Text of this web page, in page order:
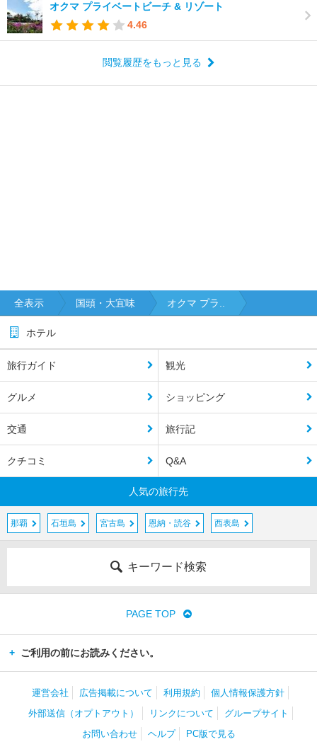
オクマ プライベートビーチ & リゾート
4.46
閲覧履歴をもっと見る
全表示 国頭・大宜味 オクマ プラ..
ホテル
旅行ガイド 観光
グルメ ショッピング
交通 旅行記
クチコミ Q&A
人気の旅行先
那覇 石垣島 宮古島 恩納・読谷 西表島
キーワード検索
PAGE TOP
ご利用の前にお読みください。
運営会社 広告掲載について 利用規約
個人情報保護方針
外部送信（オプトアウト）
リンクについて
グループサイト
お問い合わせ
ヘルプ PC版で見る